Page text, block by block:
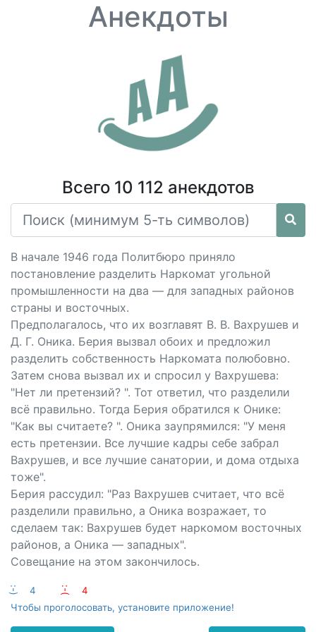
Анекдоты
Всего 10 112 анекдотов
В начале 1946 года Политбюро приняло
постановление разделить Наркомат угольной
промышленности на два — для западных районов
страны и восточных.
Предполагалось, что их возглавят В. В. Вахрушев и
Д. Г. Оника. Берия вызвал обоих и предложил
разделить собственность Наркомата полюбовно.
Затем снова вызвал их и спросил у Вахрушева:
"Нет ли претензий? ". Тот ответил, что разделили
всё правильно. Тогда Берия обратился к Онике:
"Как вы считаете? ". Оника заупрямился: "У меня
есть претензии. Все лучшие кадры себе забрал
Вахрушев, и все лучшие санатории, и дома отдыха
тоже".
Берия рассудил: "Раз Вахрушев считает, что всё
разделили правильно, а Оника возражает, то
сделаем так: Вахрушев будет наркомом восточных
районов, а Оника — западных".
Совещание на этом закончилось.
:-) 4 :-(
4
Чтобы проголосовать, установите приложение!